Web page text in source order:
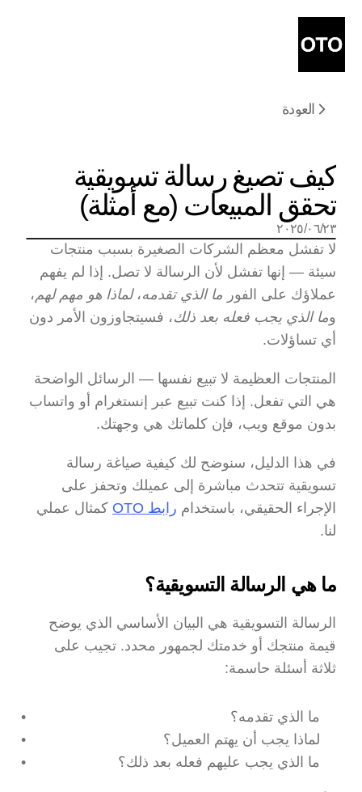
العودة
تحقق المبيعات (مع أمثلة)
٢٣‏/٠٦‏/٢٠٢٥
عملاؤك على الفور ما الذي تقدمه، لماذا هو مهم لهم
وما الذي يجب فعله بعد ذلك
أي تساؤلات.
بدون موقع ويب، فإن كلماتك هي وجهتك.
الإجراء الحقيقي، باستخدام رابط OTO
لنا.
ما هي الرسالة التسويقية؟
ثلاثة أسئلة حاسمة:
ما الذي تقدمه؟
لماذا يجب أن يهتم العميل؟
ما الذي يجب عليهم فعله بعد ذلك؟